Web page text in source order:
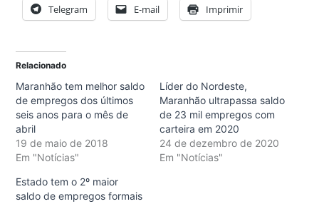
Telegram E-mail Imprimir
Relacionado
Maranhão tem melhor saldo
de empregos dos últimos
seis anos para o mês de
abril
19 de maio de 2018
Em "Notícias"
Líder do Nordeste,
Maranhão ultrapassa saldo
de 23 mil empregos com
carteira em 2020
24 de dezembro de 2020
Em "Notícias"
Estado tem o 2º maior
saldo de empregos formais